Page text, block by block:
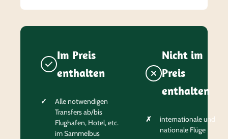
Im Preis
enthalten
Alle notwendigen
Transfers ab/bis
Flughafen, Hotel, etc.
im Sammelbus
Nicht im
Preis
enthalten
internationale und
nationale Flüge